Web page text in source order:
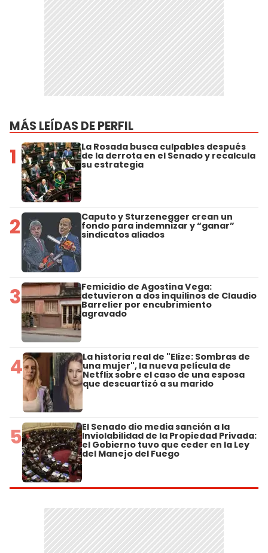
MÁS LEÍDAS DE PERFIL
1 La Rosada busca culpables después
de la derrota en el Senado y recalcula
su estrategia
2 Caputo y Sturzenegger crean un
fondo para indemnizar y “ganar”
sindicatos aliados
3 Femicidio de Agostina Vega:
detuvieron a dos inquilinos de Claudio
Barrelier por encubrimiento
agravado
4 La historia real de "Elize: Sombras de
una mujer", la nueva película de
Netflix sobre el caso de una esposa
que descuartizó a su marido
5 El Senado dio media sanción a la
Inviolabilidad de la Propiedad Privada:
el Gobierno tuvo que ceder en la Ley
del Manejo del Fuego